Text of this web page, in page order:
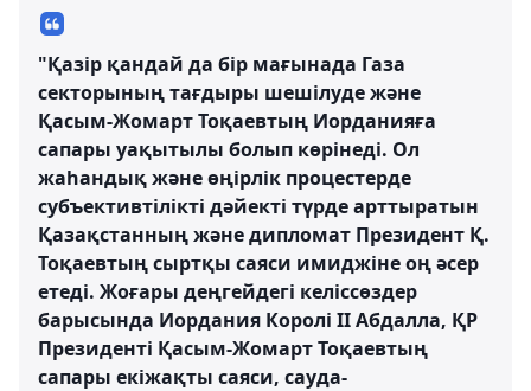
"Қазір қандай да бір мағынада Газа
секторының тағдыры шешілуде және
Қасым-Жомарт Тоқаевтың Иорданияға
сапары уақытылы болып көрінеді. Ол
жаһандық және өңірлік процестерде
субъективтілікті дәйекті түрде арттыратын
Қазақстанның және дипломат Президент Қ.
Тоқаевтың сыртқы саяси имиджіне оң әсер
етеді. Жоғары деңгейдегі келіссөздер
барысында Иордания Королі II Абдалла, ҚР
Президенті Қасым-Жомарт Тоқаевтың
сапары екіжақты саяси, сауда-